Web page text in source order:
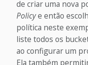
de criar uma nova
Policye então
política neste
liste todos os
ao configurar um
Ela também